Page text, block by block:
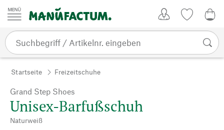
Zum Inhalt springen
Startseite Freizeitschuhe
Grand Step Shoes
Unisex-Barfußschuh
Naturweiß